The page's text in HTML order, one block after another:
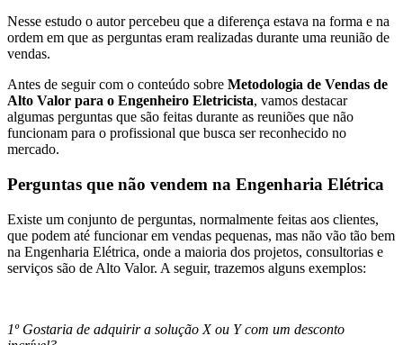
Nesse estudo o autor percebeu que a diferença estava na forma e na
ordem em que as perguntas eram realizadas durante uma reunião de
vendas.
Antes de seguir com o conteúdo sobre Metodologia de Vendas de
Alto Valor para o Engenheiro Eletricista, vamos destacar
algumas perguntas que são feitas durante as reuniões que não
funcionam para o profissional que busca ser reconhecido no
mercado.
Perguntas que não vendem na Engenharia Elétrica
Existe um conjunto de perguntas, normalmente feitas aos clientes,
que podem até funcionar em vendas pequenas, mas não vão tão bem
na Engenharia Elétrica, onde a maioria dos projetos, consultorias e
serviços são de Alto Valor. A seguir, trazemos alguns exemplos:
1º Gostaria de adquirir a solução X ou Y com um desconto